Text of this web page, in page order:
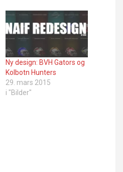
Ny design: BVH Gators og
Kolbotn Hunters
29. mars 2015
i "Bilder"